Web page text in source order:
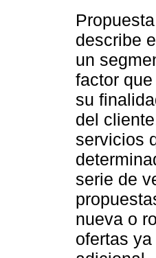
describe
un
factor
su
del
servicios
serie de
nueva o
ofertas